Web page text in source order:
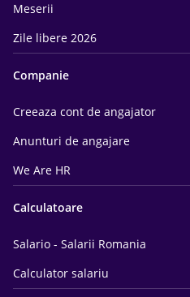
Meserii
Zile libere 2026
Companie
Creeaza cont de angajator
Anunturi de angajare
We Are HR
Calculatoare
Salario - Salarii Romania
Calculator salariu